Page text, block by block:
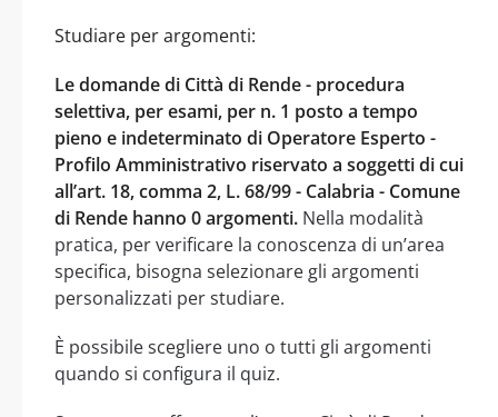
Studiare per argomenti:
Le domande di Città di Rende - procedura
selettiva, per esami, per n. 1 posto a tempo
pieno e indeterminato di Operatore Esperto -
Profilo Amministrativo riservato a soggetti di cui
all’art. 18, comma 2, L. 68/99 - Calabria - Comune
di Rende hanno 0 argomenti. Nella modalità
pratica, per verificare la conoscenza di un’area
specifica, bisogna selezionare gli argomenti
personalizzati per studiare.
È possibile scegliere uno o tutti gli argomenti
quando si configura il quiz.